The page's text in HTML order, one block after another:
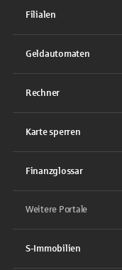
Filialen
Geldautomaten
Rechner
Karte sperren
Finanzglossar
Weitere Portale
S-Immobilien